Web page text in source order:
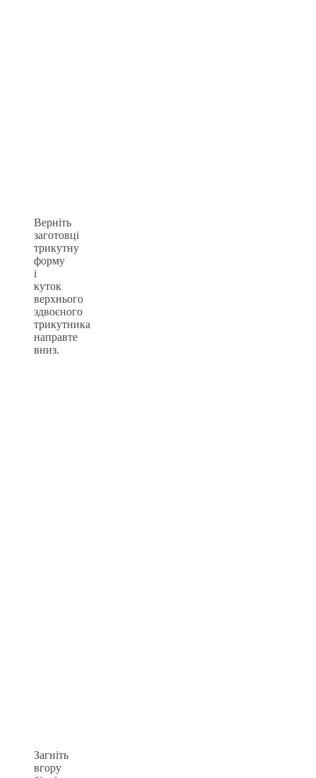
Верніть
заготовці
трикутну
форму
і
куток
верхнього
здвоєного
трикутника
направте
вниз.
Загніть
вгору